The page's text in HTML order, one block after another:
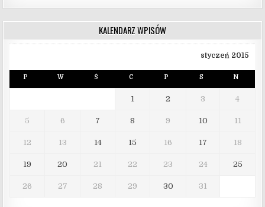
KALENDARZ WPISÓW
styczeń 2015
P W Ś C P S N
1 2 3 4
5 6 7 8 9 10 11
12 13 14 15 16 17 18
19 20 21 22 23 24 25
26 27 28 29 30 31